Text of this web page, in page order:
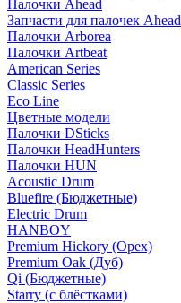
Палочки Ahead
Запчасти для палочек Ahead
Палочки Arborea
Палочки Artbeat
American Series
Classic Series
Eco Line
Цветные модели
Палочки DSticks
Палочки HeadHunters
Палочки HUN
Acoustic Drum
Bluefire (Бюджетные)
Electric Drum
HANBOY
Premium Hickory (Орех)
Premium Oak (Дуб)
Qi (Бюджетные)
Starry (с блёстками)